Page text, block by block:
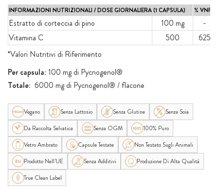
INFORMAZIONI NUTRIZIONALI / DOSE GIORNALIERA (1 CAPSULA) % VNR*
Estratto di corteccia di pino 100 mg
-
Vitamina C
500
625
*Valori Nutritivi di Riferimento
Per capsula: 100 mg di Pycnogenol®
Totale: 6000 mg di Pycnogenol® / flacone
Vegano Senza Lattosio Senza Glutine
Senza Soia
Da Raccolta Selvatica
Senza OGM
100% Puro
Vetro Ambrato
Capsule Testate
Non Testato Sugli Animali
Prodotto Nell'UE
Senza Additivi
Produzione Di Alta Qualità
True Clean Label